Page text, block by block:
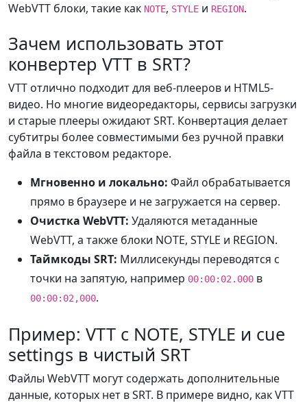
WebVTT блоки, такие как NOTE, STYLE и REGION.
Зачем использовать этот
конвертер VTT в SRT?
VTT отлично подходит для веб-плееров и HTML5-
видео. Но многие видеоредакторы, сервисы загрузки
и старые плееры ожидают SRT. Конвертация делает
субтитры более совместимыми без ручной правки
файла в текстовом редакторе.
Мгновенно и локально: Файл обрабатывается
прямо в браузере и не загружается на сервер.
Очистка WebVTT: Удаляются метаданные
WebVTT, а также блоки NOTE, STYLE и REGION.
Таймкоды SRT: Миллисекунды переводятся с
точки на запятую, например 00:00:02.000 в
00:00:02,000.
Пример: VTT с NOTE, STYLE и cue
settings в чистый SRT
Файлы WebVTT могут содержать дополнительные
данные, которых нет в SRT. В примере видно, как VTT